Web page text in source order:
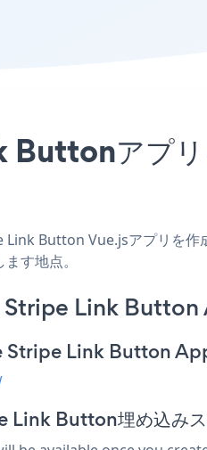
アプリ
Link Button Vue.jsアプリを
す地点。
Link Button
Stripe Link Button
Button埋め込みス